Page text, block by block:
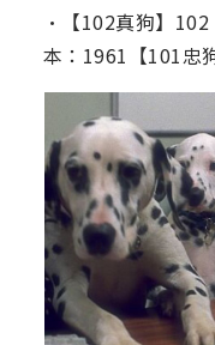
•【102真狗】
本：1961【101忠